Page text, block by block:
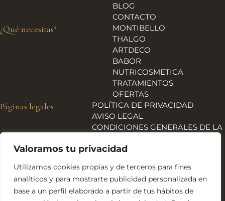
Valoramos tu privacidad
Utilizamos cookies propias y de terceros para fines
analíticos y para mostrarte publicidad personalizada en
base a un perfil elaborado a partir de tus hábitos de
BLOG
CONTACTO
¿Qué necesitas?
MONTIBELLO
THALGO
ARTDECO
BABOR
NUTRICOSMETICA
TRATAMIENTOS
OFERTAS
Páginas legales
POLÍTICA DE PRIVACIDAD
AVISO LEGAL
CONDICIONES GENERALES DE LA
ENVÍOS, DEVOLUCIONES Y
POLÍTICA DE COOKIES
DECLARACIÓN DE
ACCESIBILIDAD